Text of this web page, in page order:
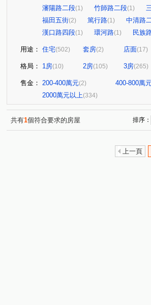
瀋陽路二段(1) 竹師路二段(1)
福田五街(2) 篤行路(1) 中清路
漢口路四段(1) 環河路(1) 民族
用途： 住宅(502) 套房(2) 店面(17)
格局： 1房(10) 2房(105) 3房(265)
售金： 200-400萬元(2) 400-800萬
2000萬元以上(334)
共有1個符合要求的房屋 排序：
上一頁